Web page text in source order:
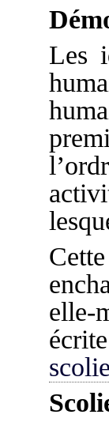
Les
elle-
scolie